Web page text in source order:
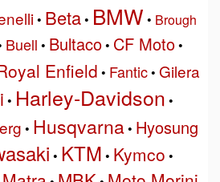
• Beta• BMW • Brough
Buell • Bultaco• CF Moto•
Enfield • Fantic• Gilera
• Harley-Davidson •
• Husqvarna• Hyosung
• KTM • Kymco •